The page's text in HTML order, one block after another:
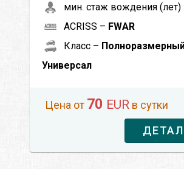
мин. стаж вождения (лет)
ACRISS – FWAR
Класс –
Универсал
Цена от 70 EUR в сутки